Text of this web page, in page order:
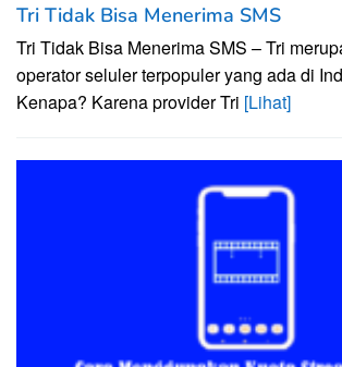
Tri Tidak Bisa Menerima SMS
Tri Tidak Bisa Menerima SMS – Tri
operator seluler terpopuler yang ada di
Kenapa? Karena provider Tri [Lihat]